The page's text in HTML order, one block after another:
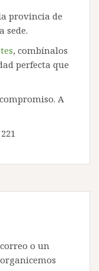
provincia de
sede.
, combínalos
perfecta que
A
o un